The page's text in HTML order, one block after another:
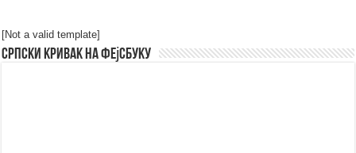
[Not a valid template]
Српски Кривак на Фејсбуку